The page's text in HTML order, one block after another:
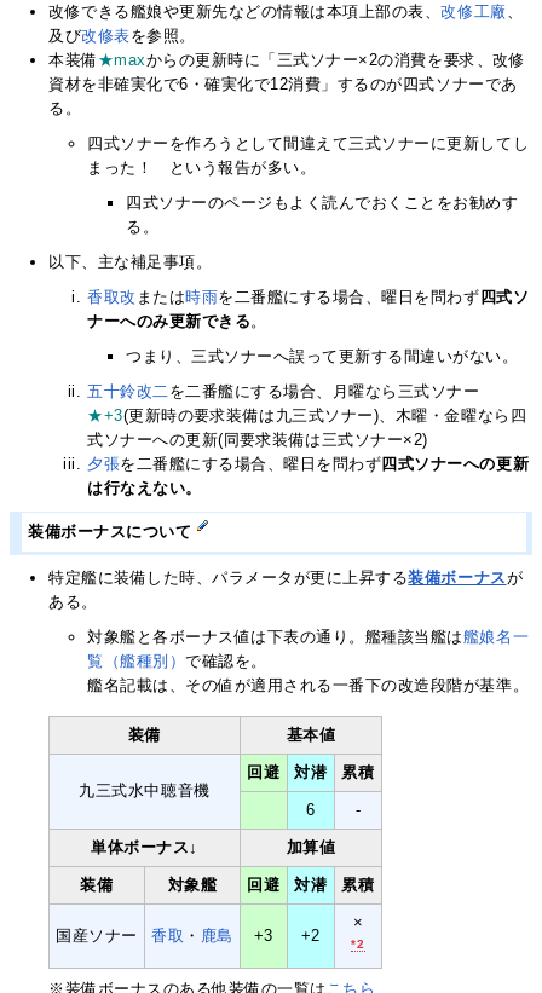
改修できる艦娘や更新先などの情報は本項上部の表、改修工廠
及び改修表を参照。
本装備 ★maxからの更新時に「三式ソナー×2の消費を要求、改修
資材を非確実化で6・確実化で12消費」するのが四式ソナーであ
る。
四式ソナーを作ろうとして間違えて三式ソナーに更新してし
まった！ という報告が多い。
四式ソナーのページもよく読んでおくことをお勧めす
る。
以下、主な補足事項。
香取改 または時雨を二番艦にする場合、曜日を問わず 四式ソ
ナーへのみ更新できる。
つまり、三式ソナーへ誤って更新する間違いがない。
五十鈴改二を二番艦にする場合、月曜なら三式ソナー
★+3(更新時の要求装備は九三式ソナー)、木曜・金曜なら四
式ソナーへの更新(同要求装備は三式ソナー×2)
夕張を二番艦にする場合、曜日を問わず 四式ソナーへの更新
は行なえない。
装備ボーナスについて
特定艦に装備した時、パラメータが更に上昇する装備ボーナスが
ある。
対象艦と各ボーナス値は下表の通り。艦種該当艦は艦娘名一
覧（艦種別）で確認を。
艦名記載は、その値が適用される一番下の改造段階が基準。
装備 基本値
九三式水中聴音機
回避 対潜 累積
6 -
単体ボーナス↓ 加算値
装備 対象艦 回避 対潜 累積
国産ソナー 香取 ・ 鹿島 +3 +2
×
*2
※装備ボーナスのある他装備の一覧は こちら